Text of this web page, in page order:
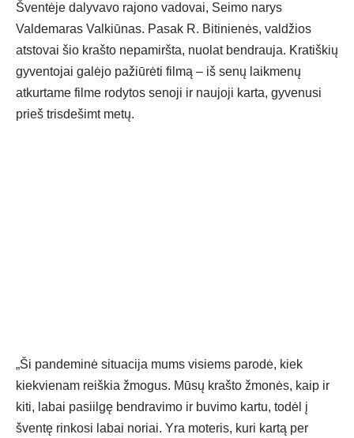
Šventėje dalyvavo rajono vadovai, Seimo narys
Valdemaras Valkiūnas. Pasak R. Bitinienės, valdžios
atstovai šio krašto nepamiršta, nuolat bendrauja. Kratiškių
gyventojai galėjo pažiūrėti filmą – iš senų laikmenų
atkurtame filme rodytos senoji ir naujoji karta, gyvenusi
prieš trisdešimt metų.
„Ši pandeminė situacija mums visiems parodė, kiek
kiekvienam reiškia žmogus. Mūsų krašto žmonės, kaip ir
kiti, labai pasiilgę bendravimo ir buvimo kartu, todėl į
šventę rinkosi labai noriai. Yra moteris, kuri kartą per